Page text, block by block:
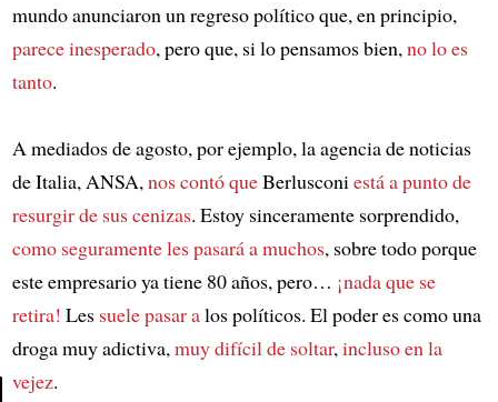
mundo anunciaron un regreso político que, en principio,
parece inesperado, pero que, si lo pensamos bien,no lo es
tanto.
A mediados de agosto, por ejemplo, la agencia de noticias
de Italia, ANSA,nos contó queBerlusconiestá a punto de
resurgir de sus cenizas. Estoy sinceramente sorprendido,
como seguramente les pasará a muchos, sobre todo porque
este empresario ya tiene 80 años, pero… ¡nada que se
retira! Les suele pasar alos políticos. El poder es como una
droga muy adictiva,muy difícil de soltar,incluso en la
vejez.